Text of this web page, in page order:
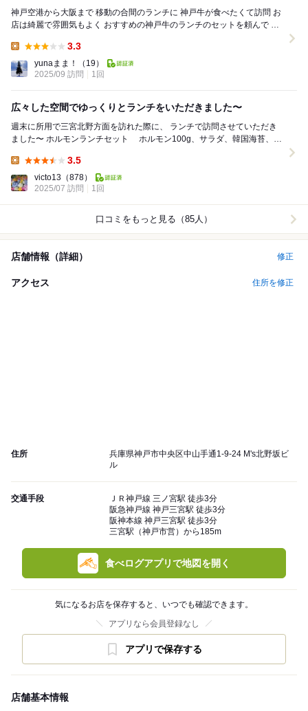
神戸空港から大阪まで 移動の合間のランチに 神戸牛が食べたくて訪問 お
店は綺麗で雰囲気もよく おすすめの神戸牛のランチのセットを頼んで 焼
3.3
yunaまま！
（19）
2025/09 訪問
1回
広々した空間でゆっくりとランチをいただきました〜
週末に所用で三宮北野方面を訪れた際に、 ランチで訪問させていただき
ました〜 ホルモンランチセット ホルモン100g、サラダ、韓国海苔、
3.5
victo13 （878）
2025/07 訪問
1回
口コミをもっと見る（85人）
店舗情報（詳細） 修正
アクセス 住所を修正
住所
兵庫県神戸市中央区中山手通1-9-24 M's北野坂ビ
ル
交通手段
ＪＲ神戸線 三ノ宮駅 徒歩3分
阪急神戸線 神戸三宮駅 徒歩3分
阪神本線 神戸三宮駅 徒歩3分
三宮駅（神戸市営）から185m
食べログアプリで地図を開く
気になるお店を保存すると、いつでも確認できます。
アプリなら会員登録なし
アプリで保存する
店舗基本情報